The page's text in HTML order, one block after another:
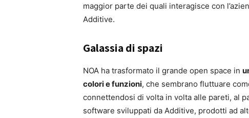
maggior parte dei quali interagisce con
Additive.
Galassia di spazi
NOA ha trasformato il grande open space in
colori e funzioni, che sembrano fluttuare
connettendosi di volta in volta alle pareti, al
software sviluppati da Additive, prodotti ad